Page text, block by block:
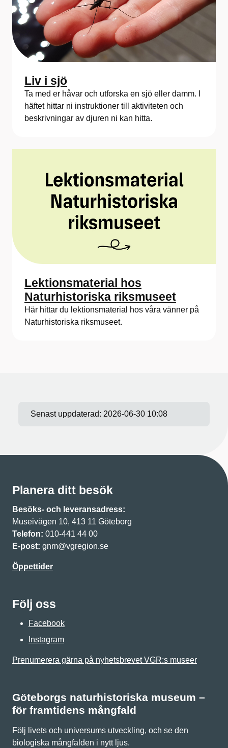
Liv i sjö
Ta med er håvar och utforska en sjö eller damm. I
häftet hittar ni instruktioner till aktiviteten och
beskrivningar av djuren ni kan hitta.
Lektionsmaterial hos
Naturhistoriska riksmuseet
Här hittar du lektionsmaterial hos våra vänner på
Naturhistoriska riksmuseet.
Senast uppdaterad: 2026-06-30 10:08
Planera ditt besök
Besöks- och leveransadress:
Museivägen 10, 413 11 Göteborg
Telefon: 010-441 44 00
E-post: gnm@vgregion.se
Öppettider
Följ oss
Facebook
Instagram
Prenumerera gärna på nyhetsbrevet VGR:s museer
Göteborgs naturhistoriska museum –
för framtidens mångfald
Följ livets och universums utveckling, och se den
biologiska mångfalden i nytt ljus.